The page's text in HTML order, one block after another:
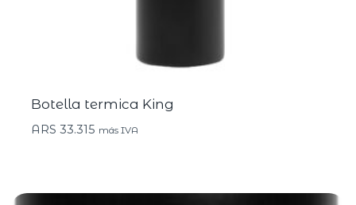
Botella termica King
ARS 33.315 más IVA